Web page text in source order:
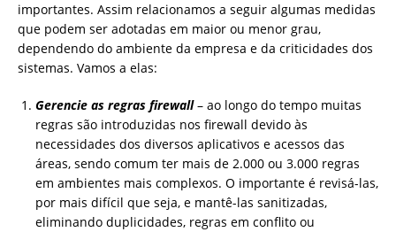
importantes. Assim relacionamos a seguir algumas medidas
que podem ser adotadas em maior ou menor grau,
dependendo do ambiente da empresa e da criticidades dos
sistemas. Vamos a elas:
Gerencie as regras firewall– ao longo do tempo muitas
regras são introduzidas nos firewall devido às
necessidades dos diversos aplicativos e acessos das
áreas, sendo comum ter mais de 2.000 ou 3.000 regras
em ambientes mais complexos. O importante é revisá-las,
por mais difícil que seja, e mantê-las sanitizadas,
eliminando duplicidades, regras em conflito ou